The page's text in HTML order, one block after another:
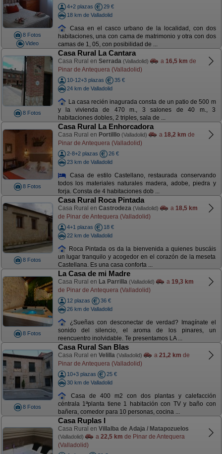
8 Fotos
Video
4+2 plazas
29 €
18 km de Valladolid
Casa en el casco urbano de la localidad, con dos
habitaciones, una con cama de matrimonio y otra con dos
camas de 1, 05, con posibilidad de ...
8 Fotos
Casa Rural La Cantara
Casa Rural en Serrada (Valladolid) a 16,5 km de
Pinar de Antequera (Valladolid)
10-12+3 plazas
35 €
24 km de Valladolid
La casa recién inagurada consta de un patio de 500 m
y la vivienda de 470 m., 3 salones de 40 m., 3
habitaciones dobles, 2 triples, sala de ...
8 Fotos
Casa Rural La Enhorcadora
Casa Rural en Portilllo (Valladolid) a 18,2 km de
Pinar de Antequera (Valladolid)
2-8+2 plazas
26 €
23 km de Valladolid
Casa de estilo Castellano, restaurada conservando
todos los materiales naturales madera, adobe, piedra y
forja. Consta de 4 habitaciones dob ...
8 Fotos
Casa Rural Roca Pintada
Casa Rural en Castrodeza (Valladolid) a 18,5 km
de Pinar de Antequera (Valladolid)
4+1 plazas
18 €
22 km de Valladolid
Roca Pintada os da la bienvenida a quienes buscáis
un lugar tranquilo y acogedor en el corazón de la meseta
Castellana. Es una casa conforta ...
8 Fotos
La Casa de mi Madre
Casa Rural en La Parrilla (Valladolid) a 19,3 km
de Pinar de Antequera (Valladolid)
12 plazas
36 €
26 km de Valladolid
¿Sueñas con desconectar de verdad? Imagínate el
sonido del silencio, el aroma de los pinares, un
reencuentro inolvidable. Te presentamos LA ...
8 Fotos
Casa Rural San Blas
Casa Rural en Velilla (Valladolid) a 21,2 km de
Pinar de Antequera (Valladolid)
10+3 plazas
25 €
30 km de Valladolid
Casa de 400 m2 con dos plantas y calefacción
céntrala 1ªplanta tiene 1 habitación con TV y baño con
bañera, comedor para 10 personas, cocina ...
Casa Ruplas I
Casa Rural en Villalba de Adaja / Matapozuelos
(Valladolid) a 22,5 km de Pinar de Antequera
(Valladolid)